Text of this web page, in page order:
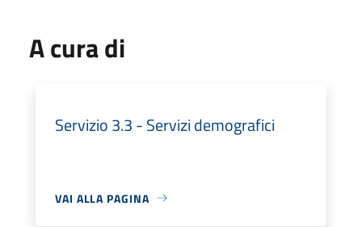
A cura di
Servizio 3.3 - Servizi demografici
VAI ALLA PAGINA